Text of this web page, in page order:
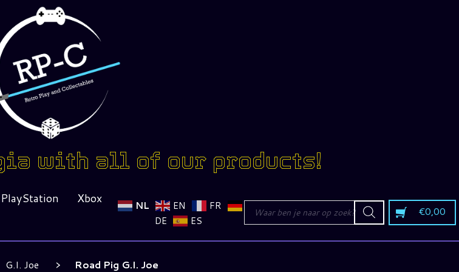
with all of our products!
PlayStation
Xbox
NL EN
FR
DE
ES
Producten
zoeken €0,00
G.I. Joe Road Pig G.I. Joe